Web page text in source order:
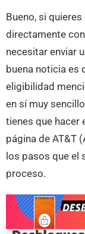
Bueno, si
directamente
necesitar enviar
buena noticia es
eligibilidad
en sí muy
tienes que hacer
página de AT&T
los pasos que el
proceso.